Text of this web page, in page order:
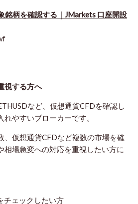
銘柄を確認する｜JMarkets 口座開設
視する方へ
など、仮想通貨CFDを確認し
やすいブローカーです。
、仮想通貨CFDなど複数の市場を確
相場急変への対応を重視したい方に
チェックしたい方